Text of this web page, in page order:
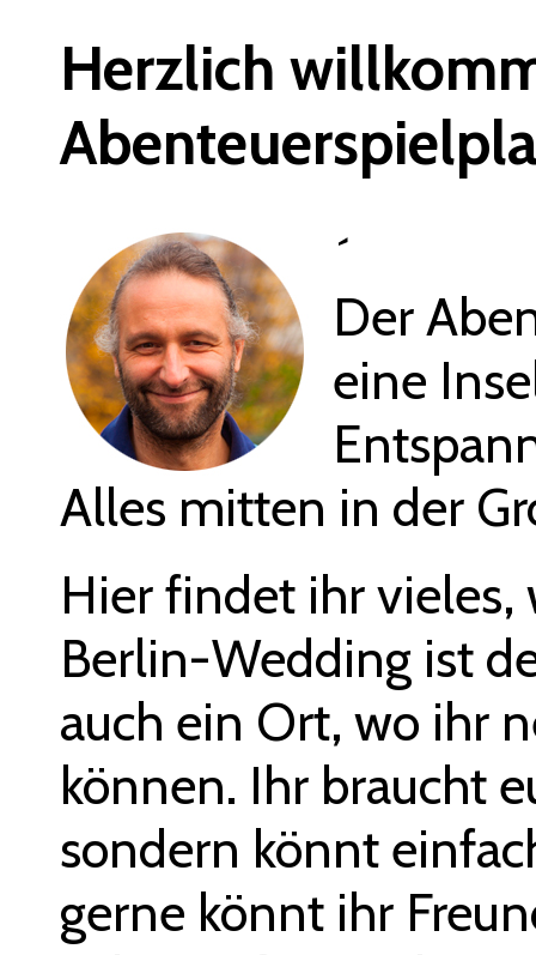
Herzlich
´
Der
eine
Alles mitten in der
Hier findet ihr vieles,
Berlin-Wedding ist
auch ein Ort, wo ihr
können. Ihr braucht
sondern könnt
gerne könnt ihr